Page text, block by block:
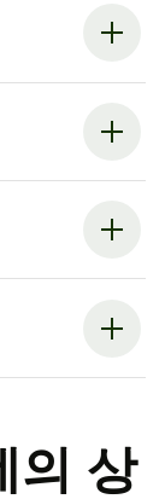
의 상